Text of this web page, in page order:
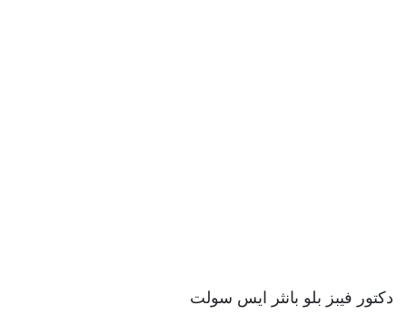
دكتور فيبز بلو بانثر ايس سولت